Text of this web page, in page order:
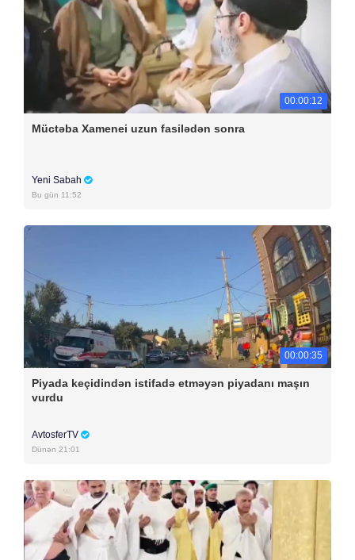
00:00:12
Müctəba Xamenei uzun fasilədən sonra
Yeni Sabah
Bu gün 11:52
00:00:35
Piyada keçidindən istifadə etməyən piyadanı maşın
vurdu
AvtosferTV
Dünən 21:01